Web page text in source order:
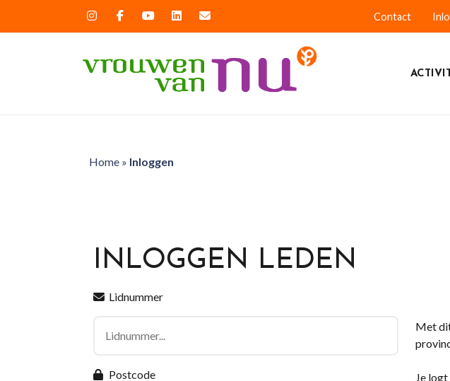
Contact
Home» Inloggen
INLOGGEN LEDEN
Lidnummer
Postcode
Met
Je